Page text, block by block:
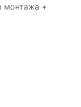
монтажа +